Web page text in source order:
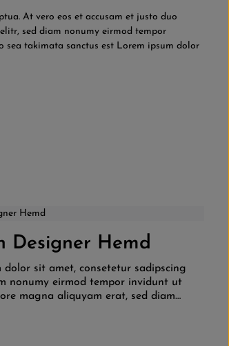
At vero eos et accusam et justo duo
sed diam nonumy eirmod tempor
sea takimata sanctus est Lorem ipsum dolor
zu erhöhen oder zu
benutze die
Gib den
Designer Hemd
dolor sit amet, consetetur sadipscing
nonumy eirmod tempor invidunt ut
magna aliquyam erat, sed diam